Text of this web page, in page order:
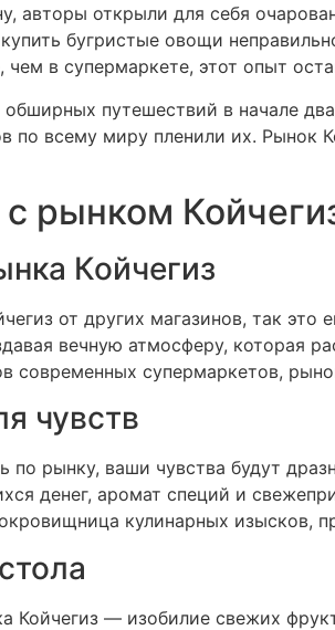
авторы открыли для себя
бугристые овощи
чем в супермаркете, этот опыт
путешествий в начале
по всему миру пленили их. Рынок
рынком
Койчегиз
от других магазинов, так
вечную атмосферу, которая
современных супермаркетов,
чувств
по рынку, ваши чувства будут
денег, аромат специй и
кулинарных изысков,
Койчегиз — изобилие свежих